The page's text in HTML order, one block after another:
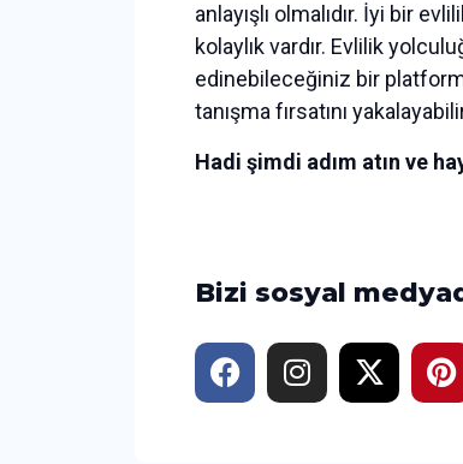
anlayışlı olmalıdır. İyi bir
kolaylık vardır. Evlilik
edinebileceğiniz bir
tanışma fırsatını
Hadi şimdi adım atın ve
Bizi sosyal